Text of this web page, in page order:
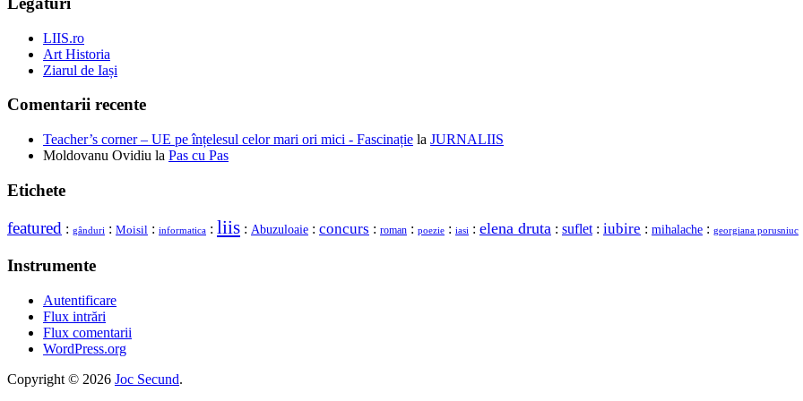
LIIS.ro
Art Historia
Ziarul de Iași
Comentarii recente
Teacher’s corner – UE pe înțelesul celor mari ori mici - Fascinație la JURNALIIS
Moldovanu Ovidiu la Pas cu Pas
Etichete
featured : gânduri : Moisil : informatica : liis : Abuzuloaie : concurs : roman : poezie : iasi : elena druta : suflet : iubire : mihalache : georgiana porusniuc
Instrumente
Autentificare
Flux intrări
Flux comentarii
WordPress.org
Copyright © 2026 Joc Secund.